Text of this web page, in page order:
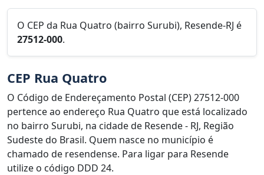
O CEP da Rua Quatro (bairro Surubi), Resende-RJ é
27512-000.
CEP Rua Quatro
O Código de Endereçamento Postal (CEP) 27512-000
pertence ao endereço Rua Quatro que está localizado
no bairro Surubi, na cidade de Resende - RJ, Região
Sudeste do Brasil. Quem nasce no município é
chamado de resendense. Para ligar para Resende
utilize o código DDD 24.